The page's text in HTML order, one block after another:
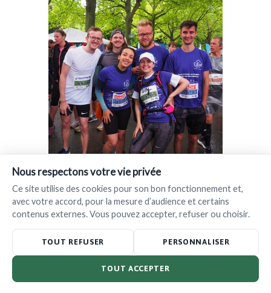
Nous respectons votre vie privée
Ce site utilise des cookies pour son bon fonctionnement et,
avec votre accord, pour la mesure d’audience et certains
contenus externes. Vous pouvez accepter, refuser ou choisir.
TOUT REFUSER PERSONNALISER
TOUT ACCEPTER